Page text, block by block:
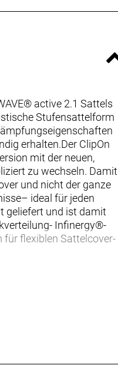
active 2.1 Sattels
Stufensattelform
erhalten.Der ClipOn
mit der neuen,
zu wechseln. Damit
und nicht der ganze
ideal für jeden
geliefert und ist damit
Infinergy®-
für flexiblen Sattelcover-